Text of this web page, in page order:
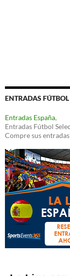
ENTRADAS
Entradas España,
Entradas Fútbol
Compre sus